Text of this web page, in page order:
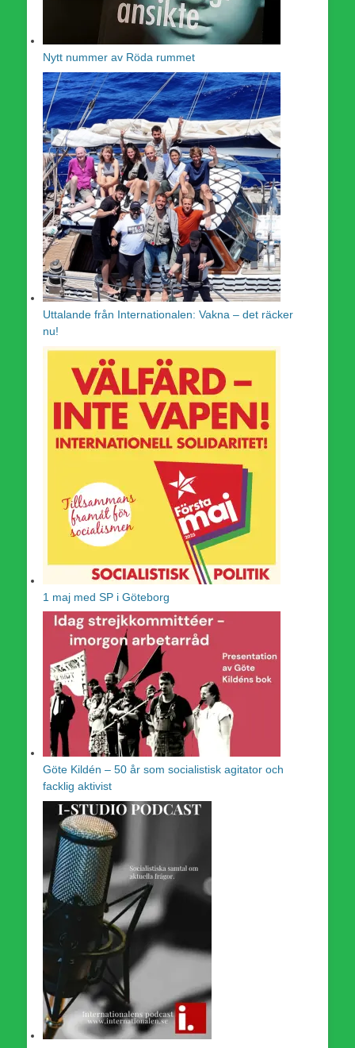
Nytt nummer av Röda rummet
Uttalande från Internationalen: Vakna – det räcker
nu!
1 maj med SP i Göteborg
Göte Kildén – 50 år som socialistisk agitator och
facklig aktivist